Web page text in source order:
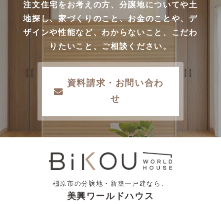
注文住宅をお考えの方、分譲地についてや土
地探し、家づくりのこと、お金のことや、デ
ザインや性能など、わからないこと、こだわ
りたいこと、ご相談ください。
資料請求・お問い合わ
せ
橿原市の分譲地・新築一戸建なら、
美興ワールドハウス